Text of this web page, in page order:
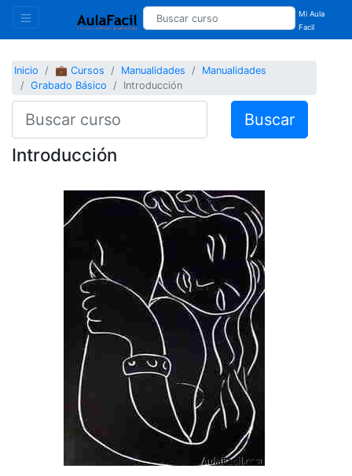
Mi Aula
Facil
Inicio 💼 Cursos Manualidades
Manualidades
Grabado Básico
Introducción
Buscar
Introducción